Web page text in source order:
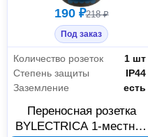
190 ₽218 ₽
Под заказ
Количество розеток
1 шт
Степень защиты
IP44
Заземление
есть
Переносная розетка
BYLECTRICA 1-местная